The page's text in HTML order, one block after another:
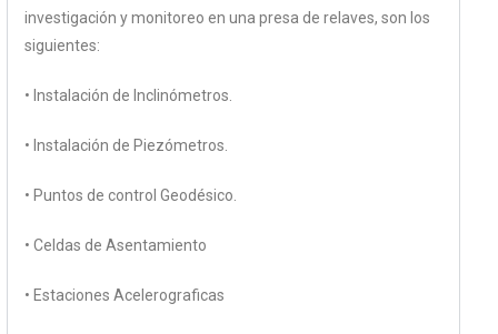
investigación y monitoreo en una presa de relaves, son los
siguientes:
• Instalación de Inclinómetros.
• Instalación de Piezómetros.
• Puntos de control Geodésico.
• Celdas de Asentamiento
• Estaciones Acelerograficas